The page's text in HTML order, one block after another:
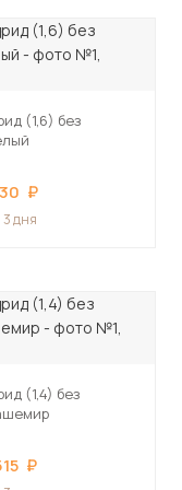
(1,6) без
3 дня
(1,4) без